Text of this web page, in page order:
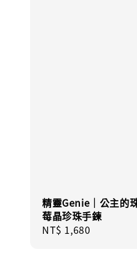
精靈Genie｜公主的
莓晶珍珠手鍊
Regular
NT$ 1,680